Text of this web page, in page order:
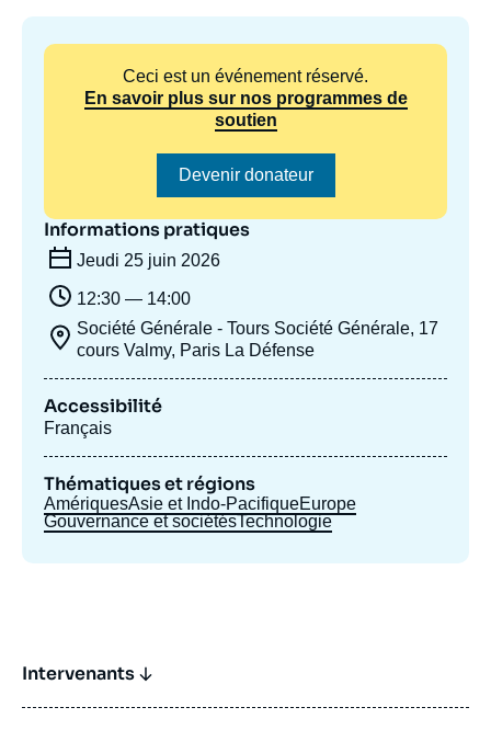
Nous soutenir
Informations pratiques
Jeudi 25 juin 2026
12:30 — 14:00
Société Générale - Tours Société Générale, 17
cours Valmy, Paris La Défense
Accessibilité
Français
Thématiques et régions
AmériquesAsie et Indo-PacifiqueEurope
Gouvernance et sociétésTechnologie
Ceci est un événement réservé.
En savoir plus sur nos programmes de
soutien
Devenir donateur
Intervenants